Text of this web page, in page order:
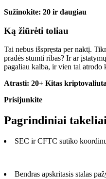
Sužinokite: 20 ir daugiau
Ką žiūrėti toliau
Tai nebus išspręsta per naktį.
pradės stumti ribas? Ir ar
pagaliau kalba, ir vien tai atrodo
Atrasti: 20+ Kitas
Prisijunkite
Pagrindiniai
SEC ir CFTC sutiko
Bendras apskritasis stalas